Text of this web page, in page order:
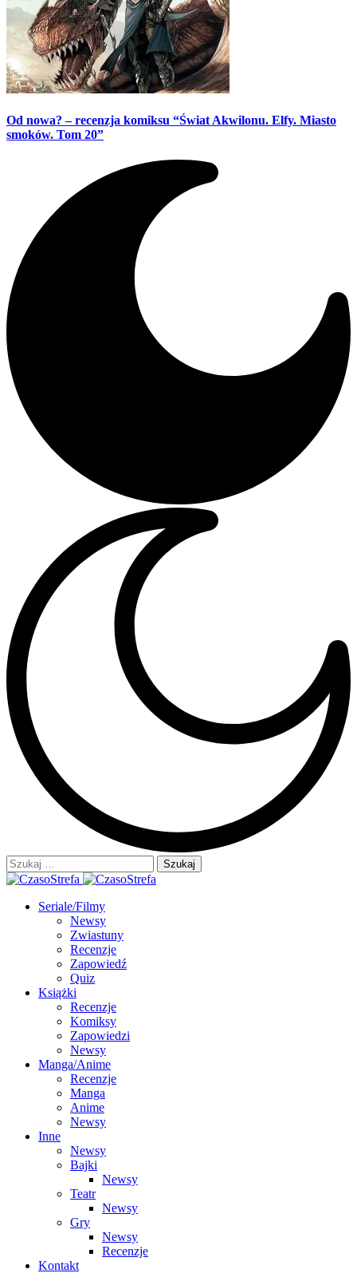
Od nowa? – recenzja komiksu “Świat Akwilonu. Elfy. Miasto
smoków. Tom 20”
Szukaj:
Seriale/Filmy
Newsy
Zwiastuny
Recenzje
Zapowiedź
Quiz
Książki
Recenzje
Komiksy
Zapowiedzi
Newsy
Manga/Anime
Recenzje
Manga
Anime
Newsy
Inne
Newsy
Bajki
Newsy
Teatr
Newsy
Gry
Newsy
Recenzje
Kontakt